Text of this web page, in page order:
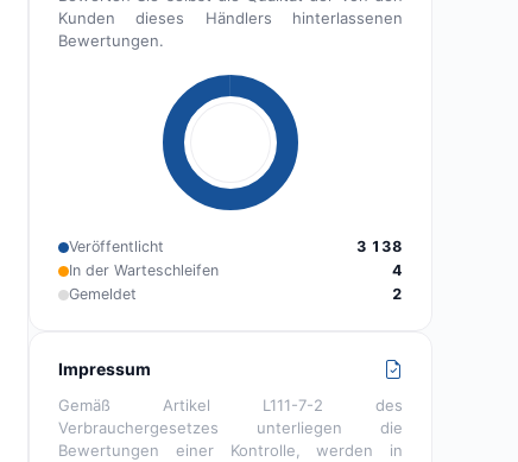
Kunden dieses Händlers hinterlassenen
Bewertungen.
Veröffentlicht
3 138
In der Warteschleifen
4
Gemeldet
2
Impressum
Gemäß Artikel L111-7-2 des
Verbrauchergesetzes unterliegen die
Bewertungen einer Kontrolle, werden in